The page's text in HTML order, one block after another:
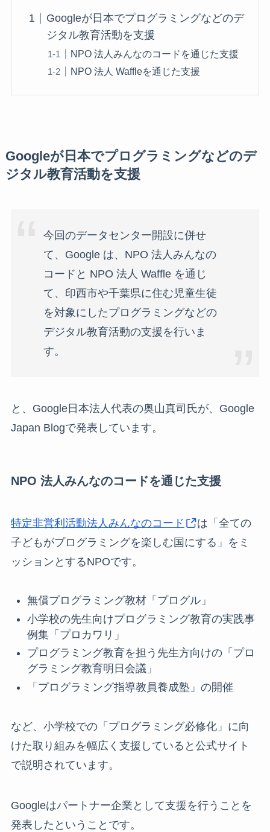
Googleが日本でプログラミングなどのデ
ジタル教育活動を支援
NPO 法人みんなのコードを通じた支援
NPO 法人 Waffleを通じた支援
Googleが日本でプログラミングなどのデ
ジタル教育活動を支援
今回のデータセンター開設に併せ
て、Google は、NPO 法人みんなの
コードと NPO 法人 Waffle を通じ
て、印西市や千葉県に住む児童生徒
を対象にしたプログラミングなどの
デジタル教育活動の支援を行いま
す。
と、Google日本法人代表の奥山真司氏が、Google
Japan Blogで発表しています。
NPO 法人みんなのコードを通じた支援
特定非営利活動法人みんなのコード
は「全ての
子どもがプログラミングを楽しむ国にする」をミ
ッションとするNPOです。
無償プログラミング教材「プログル」
小学校の先生向けプログラミング教育の実践事
例集「プロカワリ」
プログラミング教育を担う先生方向けの「プロ
グラミング教育明日会議」
「プログラミング指導教員養成塾」の開催
など、小学校での「プログラミング必修化」に向
けた取り組みを幅広く支援していると公式サイト
で説明されています。
Googleはパートナー企業として支援を行うことを
発表したということです。